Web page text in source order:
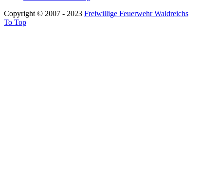
Copyright © 2007 - 2023 Freiwillige Feuerwehr Waldreichs
To Top